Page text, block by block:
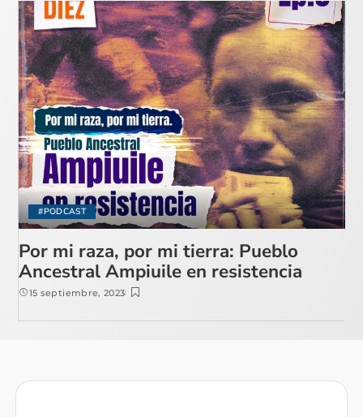
#PODCAST
Por mi raza, por mi tierra: Pueblo
Ancestral Ampiuile en resistencia
15 septiembre, 2023